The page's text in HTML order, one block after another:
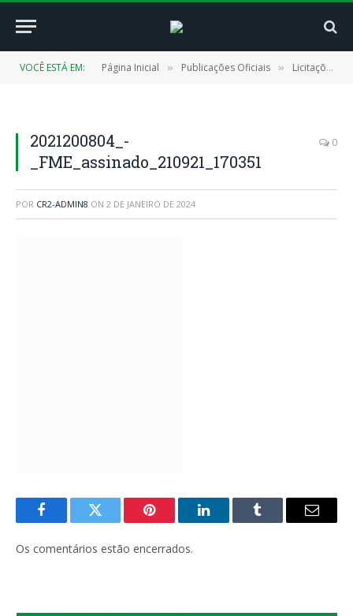
VOCÊ ESTÁ EM: Página Inicial » Publicações Oficiais » Licitações
2021200804_-
_FME_assinado_210921_170351
0
POR CR2-ADMIN8 ON 2 DE JANEIRO DE 2024
FacebookTwitter Pinterest LinkedInTumblr
E-
Os comentários estão encerrados.